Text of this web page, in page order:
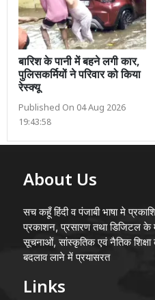
बारिश के पानी में बहने लगी कार,
पुलिसकर्मियों ने परिवार को किया
रेस्क्यू
Published On 04 Aug 2026
19:43:58
About Us
सच कहूँ हिंदी व पंजाबी भाषा मे
प्रकाशन, प्रसारण तथा डिजिटल के
सूचनाओं, सांस्कृतिक एवं नैतिक
बदलाव लाने में प्रयासरत
Links